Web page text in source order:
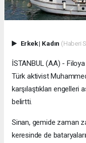
Erkek| Kadın (Haberi
İSTANBUL (AA) -
Türk aktivist
karşılaştıkları
belirtti.
Sinan, gemide zaman
keresinde de